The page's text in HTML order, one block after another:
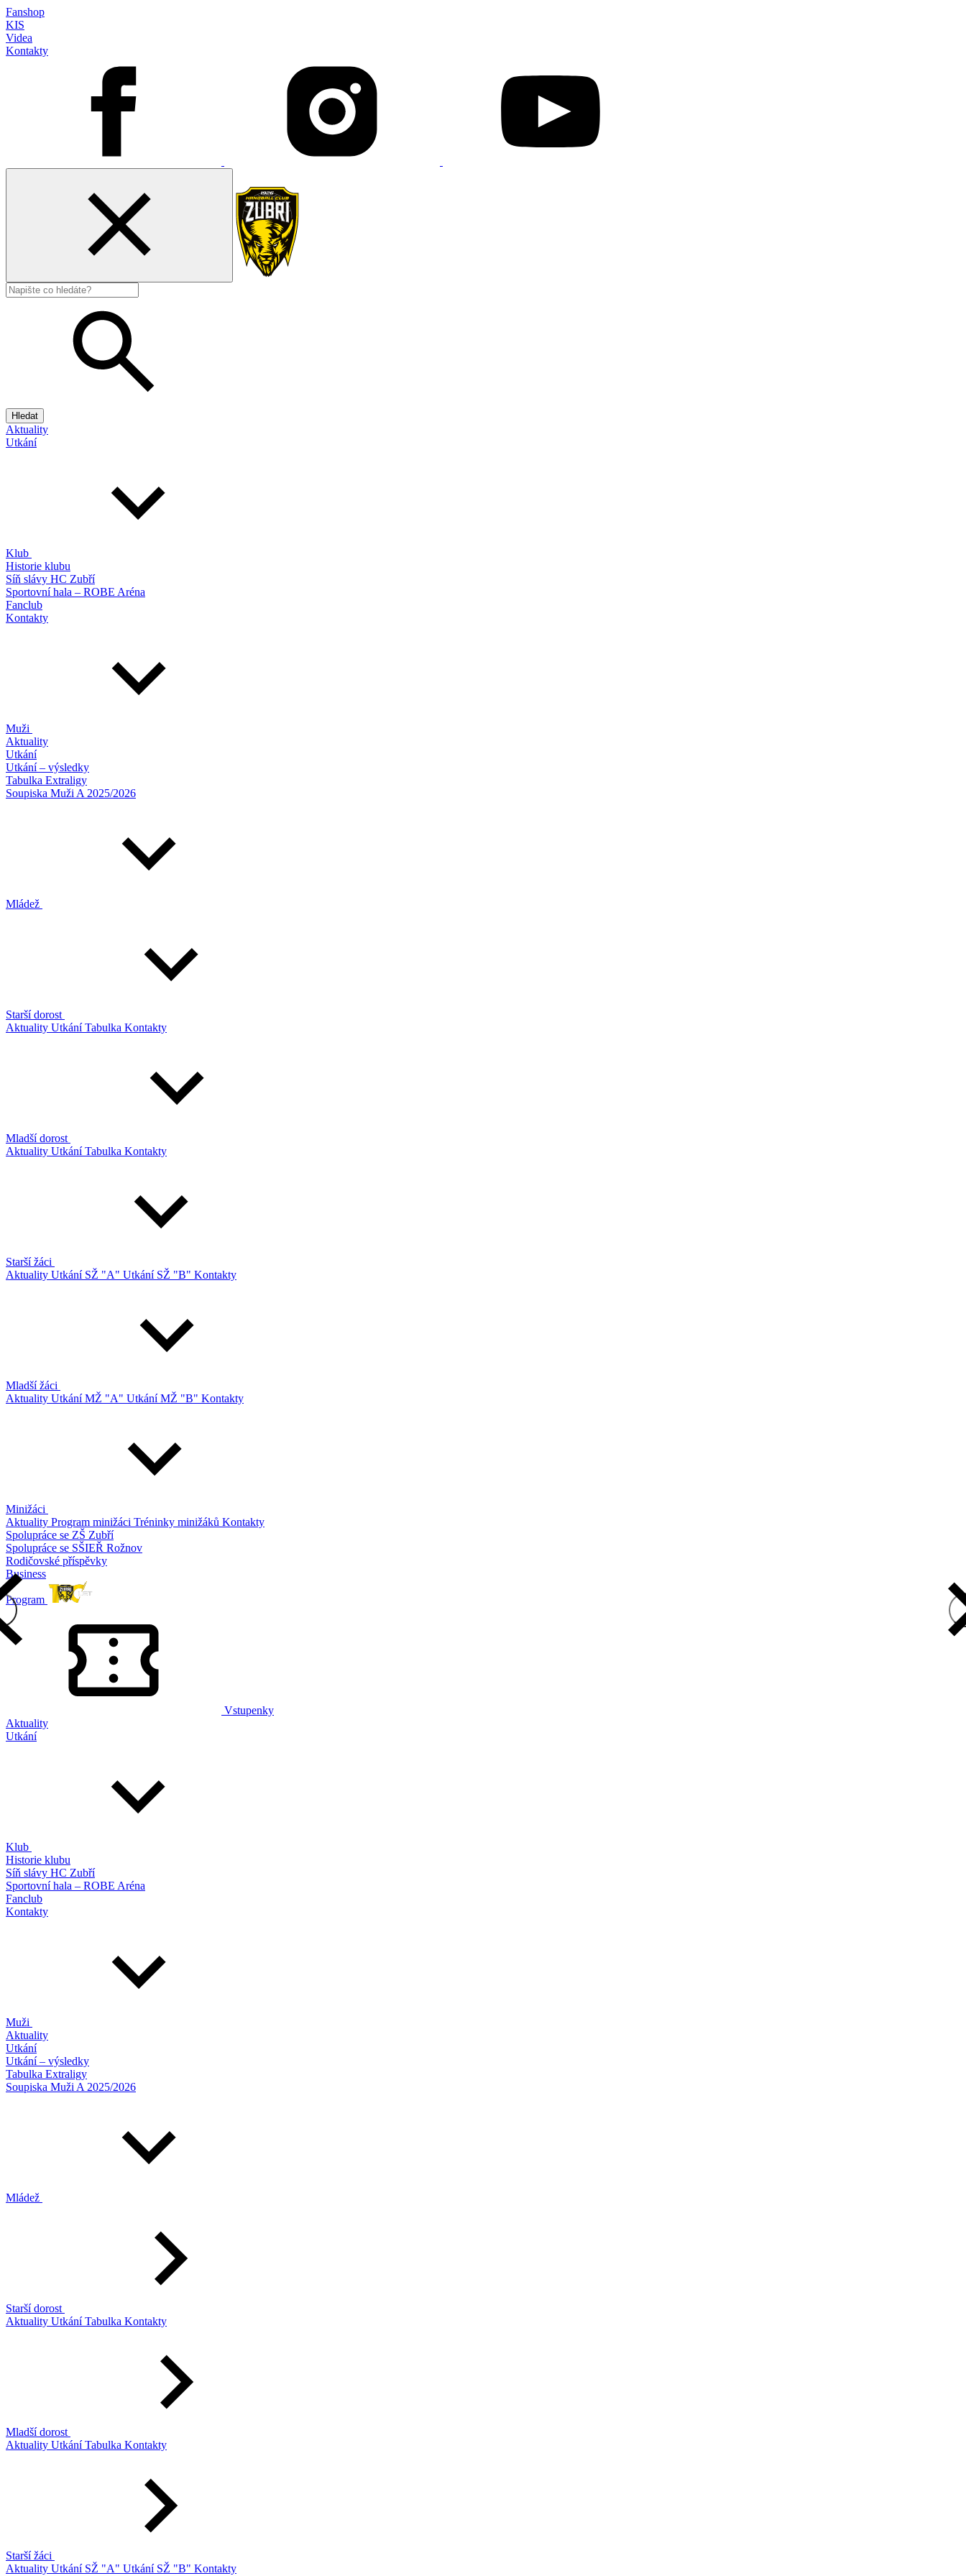
Fanshop
KIS
Videa
Kontakty
Hledat
Aktuality
Utkání
Klub
Historie klubu
Síň slávy HC Zubří
Sportovní hala – ROBE Aréna
Fanclub
Kontakty
Muži
Aktuality
Utkání
Utkání – výsledky
Tabulka Extraligy
Soupiska Muži A 2025/2026
Mládež
Starší dorost
Aktuality UtkáníTabulka Kontakty
Mladší dorost
Aktuality UtkáníTabulka Kontakty
Starší žáci
Aktuality Utkání SŽ "A" Utkání SŽ "B" Kontakty
Mladší žáci
Aktuality Utkání MŽ "A" Utkání MŽ "B" Kontakty
Minižáci
Aktuality Program minižáci Tréninky minižáků Kontakty
Spolupráce se ZŠ Zubří
Spolupráce se SŠIEŘ Rožnov
Rodičovské příspěvky
Business
Program
Vstupenky
Aktuality
Utkání
Klub
Historie klubu
Síň slávy HC Zubří
Sportovní hala – ROBE Aréna
Fanclub
Kontakty
Muži
Aktuality
Utkání
Utkání – výsledky
Tabulka Extraligy
Soupiska Muži A 2025/2026
Mládež
Starší dorost
Aktuality UtkáníTabulka Kontakty
Mladší dorost
Aktuality UtkáníTabulka Kontakty
Starší žáci
Aktuality Utkání SŽ "A" Utkání SŽ "B" Kontakty